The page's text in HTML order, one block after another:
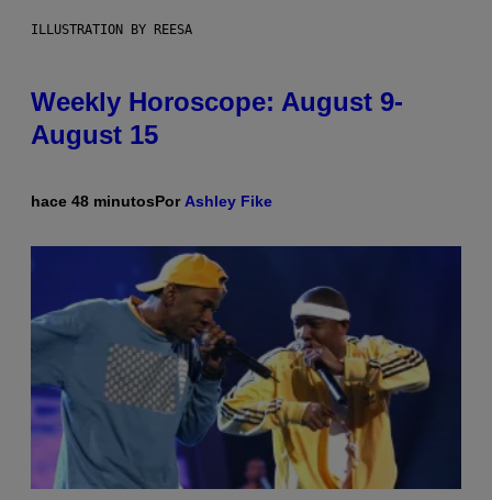
ILLUSTRATION BY REESA
Weekly Horoscope: August 9-
August 15
hace 48 minutosPorAshley Fike